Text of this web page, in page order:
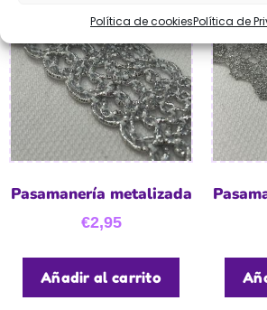
Política de cookiesPolítica de
Pasamanería metalizada
€2,95
Añadir al carrito